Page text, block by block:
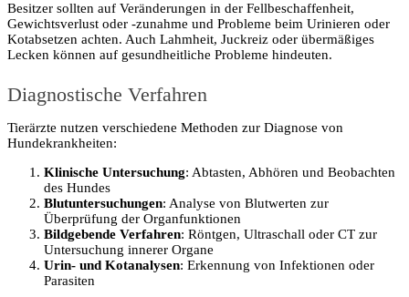
Besitzer sollten auf Veränderungen in der Fellbeschaffenheit,
Gewichtsverlust oder -zunahme und Probleme beim Urinieren oder
Kotabsetzen achten. Auch Lahmheit, Juckreiz oder übermäßiges
Lecken können auf gesundheitliche Probleme hindeuten.
Diagnostische Verfahren
Tierärzte nutzen verschiedene Methoden zur Diagnose von
Hundekrankheiten:
Klinische Untersuchung: Abtasten, Abhören und Beobachten
des Hundes
Blutuntersuchungen: Analyse von Blutwerten zur
Überprüfung der Organfunktionen
Bildgebende Verfahren: Röntgen, Ultraschall oder CT zur
Untersuchung innerer Organe
Urin- und Kotanalysen: Erkennung von Infektionen oder
Parasiten